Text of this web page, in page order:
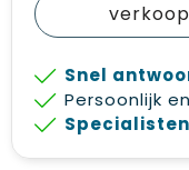
Snel
Persoonlijk en
Specialisten